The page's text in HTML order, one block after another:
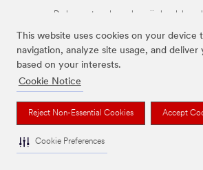
This website uses cookies on your device
navigation, analyze site usage, and
based on your interests.
Cookie Notice
Reject Non-Essential Cookies Accept
Cookie Preferences
De bovenstaande merken zijn